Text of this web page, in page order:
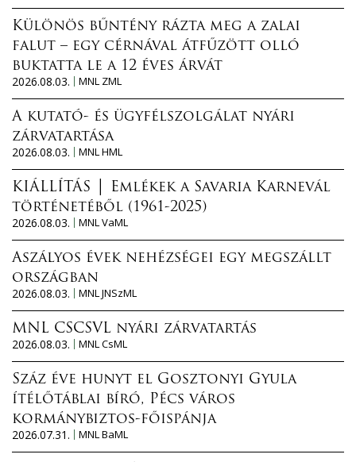
Különös bűntény rázta meg a zalai
falut – egy cérnával átfűzött olló
buktatta le a 12 éves árvát
2026.08.03.
MNL ZML
A kutató- és ügyfélszolgálat nyári
zárvatartása
2026.08.03.
MNL HML
KIÁLLÍTÁS │ Emlékek a Savaria Karnevál
történetéből (1961-2025)
2026.08.03.
MNL VaML
Aszályos évek nehézségei egy megszállt
országban
2026.08.03.
MNL JNSzML
MNL CSCSVL nyári zárvatartás
2026.08.03.
MNL CsML
Száz éve hunyt el Gosztonyi Gyula
ítélőtáblai bíró, Pécs város
kormánybiztos-főispánja
2026.07.31.
MNL BaML